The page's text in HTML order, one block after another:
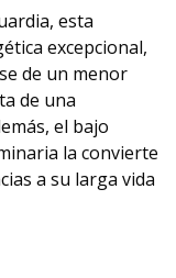
esta
excepcional,
de un menor
de una
el bajo
la convierte
a su larga vida